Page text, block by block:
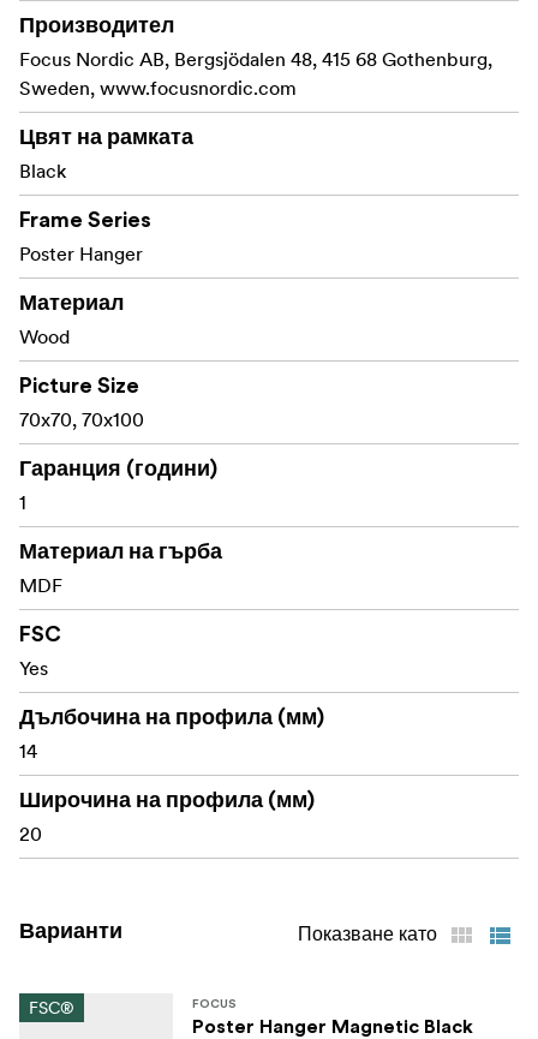
Налична в различни размери, нашата закачалка за
плакати е подходяща за различни размери - от
компактни отпечатъци А4 до обширни плакати с
размери 70x100 см. Перфектна за всяка стая в дома
или офиса, тази закачалка превръща стените ви в
Материал: Борово дърво - боядисано в черен цвят
Изработен със сертифицирани от FSC® материали,
код на лиценза FSC-C211920, този продукт е устойчив
избор, който помага за опазването на нашите гори.
Производител
Focus Nordic AB, Bergsjödalen 48, 415 68 Gothenburg,
Sweden, www.focusnordic.com
Цвят на рамката
Black
Frame Series
Poster Hanger
Материал
Wood
Picture Size
70x70, 70x100
Гаранция (години)
1
Материал на гърба
MDF
FSC
Yes
Дълбочина на профила (мм)
14
Широчина на профила (мм)
20
Варианти Показване като
FSC® FOCUS
Poster Hanger Magnetic Black